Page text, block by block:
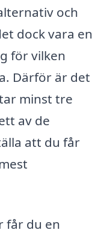
och
dock vara en
för vilken
Därför är det
minst tre
av de
att du får
får du en